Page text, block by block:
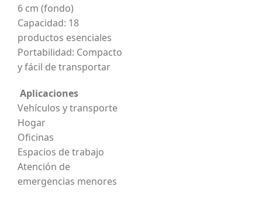
6 cm (fondo)
Capacidad: 18
productos esenciales
Portabilidad: Compacto
y fácil de transportar
Aplicaciones
Vehículos y transporte
Hogar
Oficinas
Espacios de trabajo
Atención de
emergencias menores